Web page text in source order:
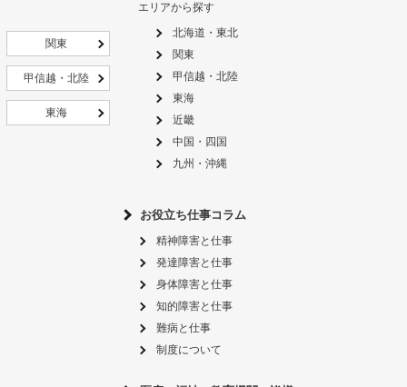
関東
甲信越・北陸
東海
エリアから探す
北海道・東北
関東
甲信越・北陸
東海
近畿
中国・四国
九州・沖縄
お役立ち仕事コラム
精神障害と仕事
発達障害と仕事
身体障害と仕事
知的障害と仕事
難病と仕事
制度について